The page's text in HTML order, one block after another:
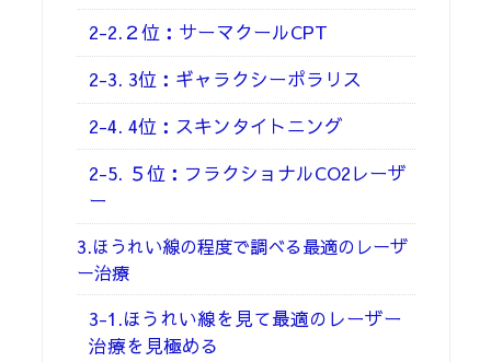
2-2.２位：サーマクールCPT
2-3. 3位：ギャラクシーポラリス
2-4. 4位：スキンタイトニング
2-5. ５位：フラクショナルCO2レーザ
ー
3.ほうれい線の程度で調べる最適のレーザ
ー治療
3-1.ほうれい線を見て最適のレーザー
治療を見極める